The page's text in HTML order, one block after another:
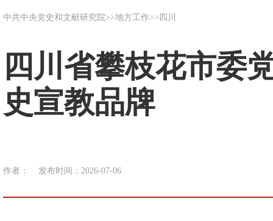
中共中央党史和文献研究院>>地方工作>> 四川
四川省攀枝花市委
史宣教品牌
作者： 发布时间：2026-07-06